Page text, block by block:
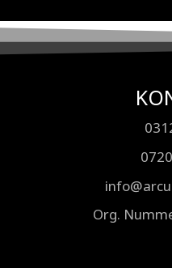
Org.